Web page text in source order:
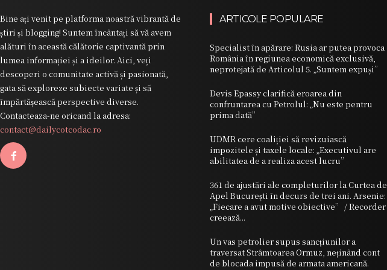
Bine ați venit pe platforma noastră vibrantă de
știri și blogging! Suntem încântați să vă avem
alături în această călătorie captivantă prin
lumea informației și a ideilor. Aici, veți
descoperi o comunitate activă și pasionată,
gata să exploreze subiecte variate și să
împărtășească perspective diverse.
Contacteaza-ne oricand la adresa:
contact@dailycotcodac.ro
ARTICOLE POPULARE
Specialist în apărare: Rusia ar putea provoca
România în regiunea economică exclusivă,
neprotejată de Articolul 5. „Suntem expuși”
Devis Epassy clarifică eroarea din
confruntarea cu Petrolul: „Nu este pentru
prima dată”
UDMR cere coaliției să revizuiască
impozitele și taxele locale: „Executivul are
abilitatea de a realiza acest lucru”
361 de ajustări ale completurilor la Curtea de
Apel București în decurs de trei ani. Arsenie:
„Fiecare a avut motive obiective” / Recorder
creează...
Un vas petrolier supus sancțiunilor a
traversat Strâmtoarea Ormuz, neținând cont
de blocada impusă de armata americană.